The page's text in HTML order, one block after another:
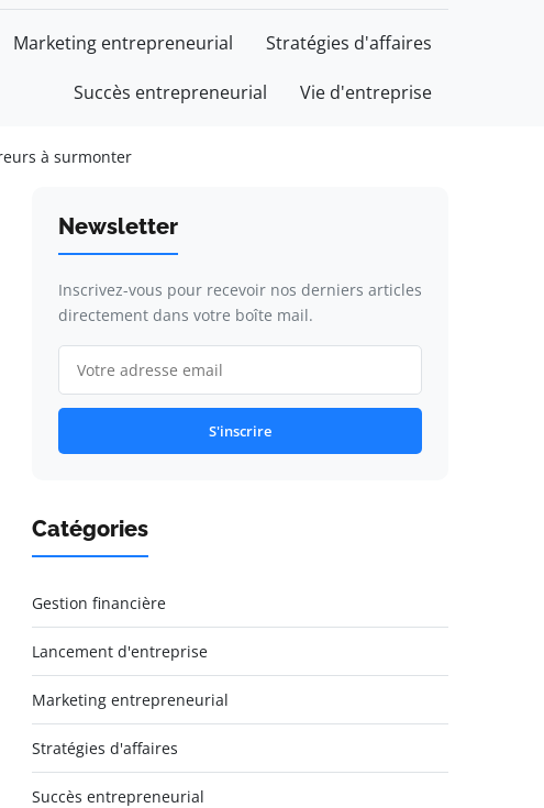
Marketing entrepreneurial Stratégies d'affaires
Succès entrepreneurial Vie d'entreprise
à surmonter
Newsletter
Inscrivez-vous pour recevoir nos derniers articles
directement dans votre boîte mail.
S'inscrire
Catégories
Gestion financière
Lancement d'entreprise
Marketing entrepreneurial
Stratégies d'affaires
Succès entrepreneurial